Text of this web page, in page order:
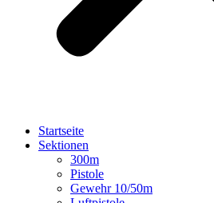
Startseite
Sektionen
300m
Pistole
Gewehr 10/50m